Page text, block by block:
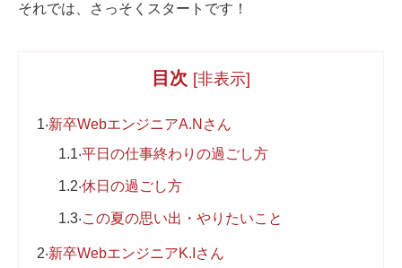
それでは、さっそくスタートです！
目次 [非表示]
1新卒WebエンジニアA.Nさん
1.1平日の仕事終わりの過ごし方
1.2休日の過ごし方
1.3この夏の思い出・やりたいこと
2新卒WebエンジニアK.Iさん